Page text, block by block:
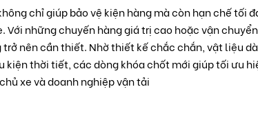
chỉ giúp bảo vệ kiện hàng mà còn hạn chế tối
Với những chuyến hàng giá trị cao hoặc vận
nên cần thiết. Nhờ thiết kế chắc chắn, vật liệu
kiện thời tiết, các dòng khóa chốt mới giúp tối ưu
xe và doanh nghiệp vận tải